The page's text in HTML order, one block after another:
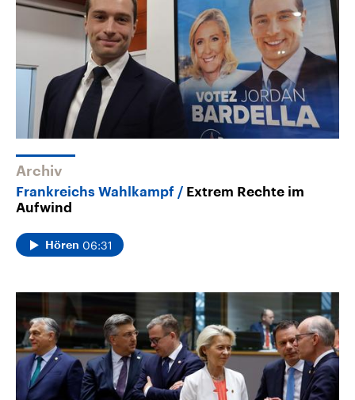
Archiv
Frankreichs Wahlkampf
Extrem Rechte im
Aufwind
Hören 06:31